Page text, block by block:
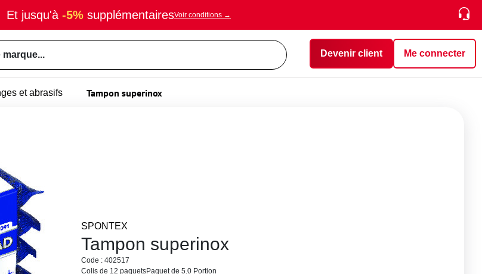
Et jusqu'à -5% supplémentairesVoir conditions →
Devenir client Me connecter
et abrasifs Tampon superinox
SPONTEX
Tampon superinox
Code : 402517
Colis de 12 paquetsPaquet de 5.0 Portion